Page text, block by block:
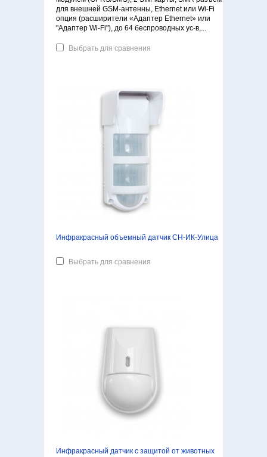
для внешней GSM-антенны, Ethernet или Wi-Fi
опция (расширители «Адаптер Ethernet» или
"Адаптер Wi-Fi"), до 64 беспроводных ус-в,...
Выбрать для сравнения
Инфракрасный объемный датчик СН-ИК-Улица
Выбрать для сравнения
Инфракрасный датчик с защитой от животных